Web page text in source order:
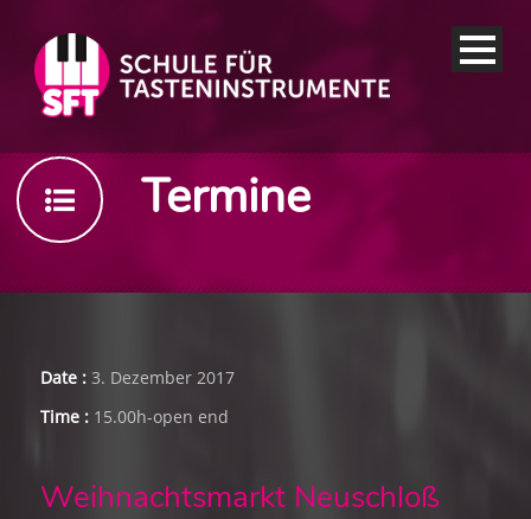
Termine
Date : 3. Dezember 2017
Time : 15.00h-open end
Weihnachtsmarkt Neuschloß